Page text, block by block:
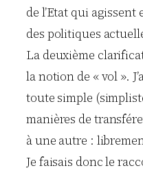
de l’Etat qui
des politiques
La deuxième
la notion de « vol ».
toute simple
manières de
à une autre :
Je faisais donc le